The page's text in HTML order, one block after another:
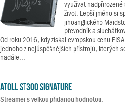
využívat
život. Lepší jméno si
jihoanglického
převodník a
Od roku 2016, kdy získal evropskou cenu
jednoho z nejúspěšnějších přístrojů, kterých
nadále...
Atoll ST300 Signature
Streamer s velkou přidanou hodnotou.